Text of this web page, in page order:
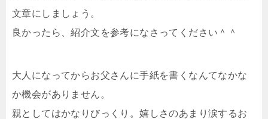
文章にしましょう。
良かったら、紹介文を参考になさってください＾＾
大人になってからお父さんに手紙を書くなんてなかな
か機会がありません。
親としてはかなりびっくり。嬉しさのあまり涙するお